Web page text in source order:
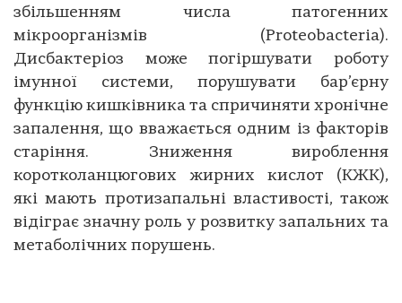
збільшенням числа патогенних
мікроорганізмів (Proteobacteria).
Дисбактеріоз може погіршувати роботу
імунної системи, порушувати бар’єрну
функцію кишківника та спричиняти хронічне
запалення, що вважається одним із факторів
старіння. Зниження вироблення
коротколанцюгових жирних кислот (КЖК),
які мають протизапальні властивості, також
відіграє значну роль у розвитку запальних та
метаболічних порушень.